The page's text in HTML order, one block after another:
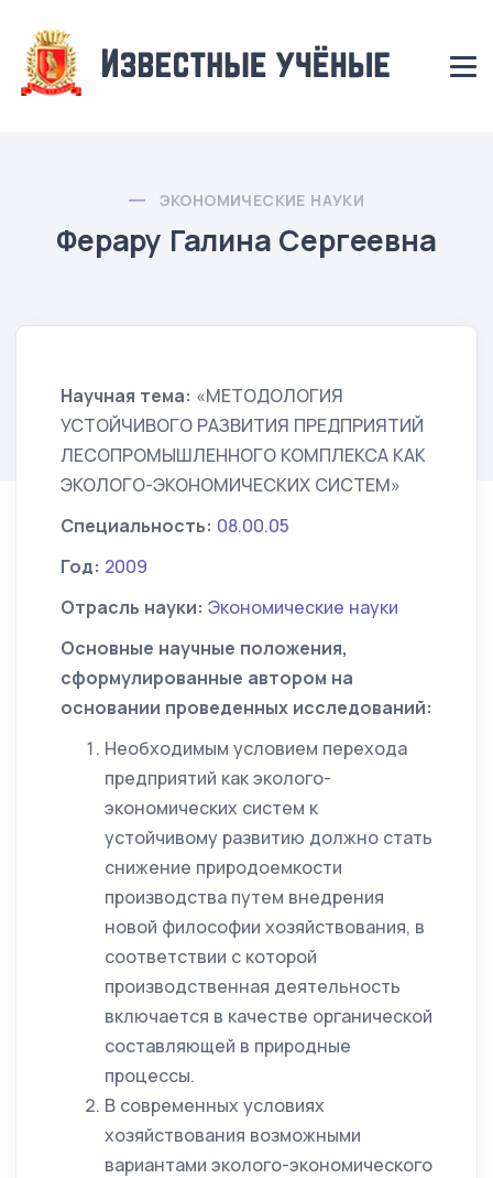
ЭКОНОМИЧЕСКИЕ НАУКИ
Ферару Галина Сергеевна
Научная тема: «МЕТОДОЛОГИЯ
УСТОЙЧИВОГО РАЗВИТИЯ ПРЕДПРИЯТИЙ
ЛЕСОПРОМЫШЛЕННОГО КОМПЛЕКСА КАК
ЭКОЛОГО-ЭКОНОМИЧЕСКИХ СИСТЕМ»
Специальность: 08.00.05
Год: 2009
Отрасль науки: Экономические науки
Основные научные положения,
сформулированные автором на
основании проведенных исследований:
Необходимым условием перехода
предприятий как эколого-
экономических систем к
устойчивому развитию должно стать
снижение природоемкости
производства путем внедрения
новой философии хозяйствования, в
соответствии с которой
производственная деятельность
включается в качестве органической
составляющей в природные
процессы.
В современных условиях
хозяйствования возможными
вариантами эколого-экономического